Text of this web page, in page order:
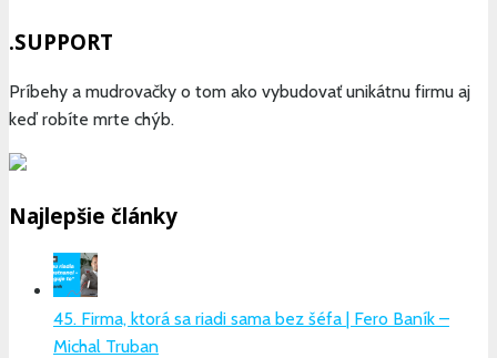
.SUPPORT
Príbehy a mudrovačky o tom ako vybudovať unikátnu firmu aj
keď robíte mrte chýb.
Najlepšie články
45. Firma, ktorá sa riadi sama bez šéfa | Fero Baník –
Michal Truban